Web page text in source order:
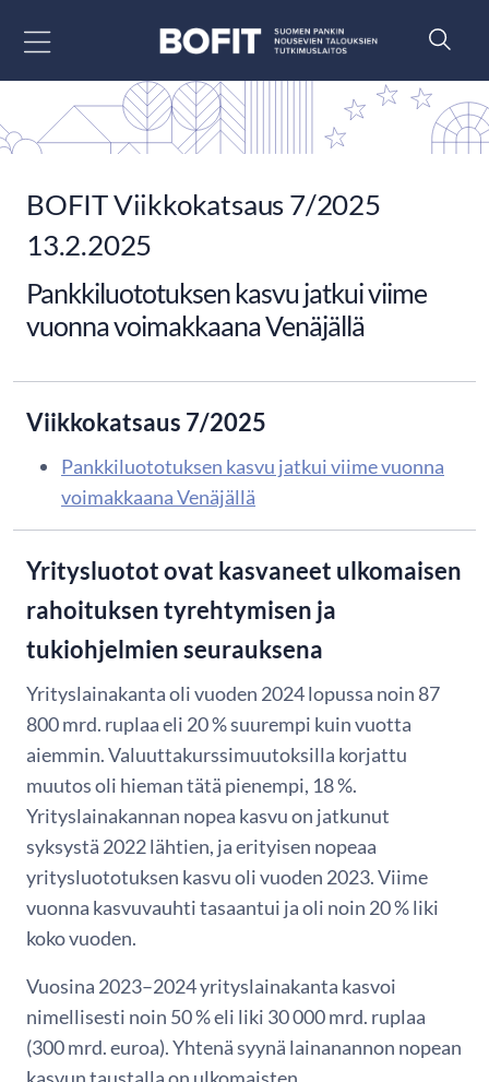
BOFIT Viikkokatsaus 7/2025
13.2.2025
Pankkiluototuksen kasvu jatkui viime
vuonna voimakkaana Venäjällä
Viikkokatsaus 7/2025
Pankkiluototuksen kasvu jatkui viime vuonna
voimakkaana Venäjällä
Yritysluotot ovat kasvaneet ulkomaisen
rahoituksen tyrehtymisen ja
tukiohjelmien seurauksena
Yrityslainakanta oli vuoden 2024 lopussa noin 87
800 mrd. ruplaa eli 20 % suurempi kuin vuotta
aiemmin. Valuuttakurssimuutoksilla korjattu
muutos oli hieman tätä pienempi, 18 %.
Yrityslainakannan nopea kasvu on jatkunut
syksystä 2022 lähtien, ja erityisen nopeaa
yritysluototuksen kasvu oli vuoden 2023. Viime
vuonna kasvuvauhti tasaantui ja oli noin 20 % liki
koko vuoden.
Vuosina 2023–2024 yrityslainakanta kasvoi
nimellisesti noin 50 % eli liki 30 000 mrd. ruplaa
(300 mrd. euroa). Yhtenä syynä lainanannon nopean